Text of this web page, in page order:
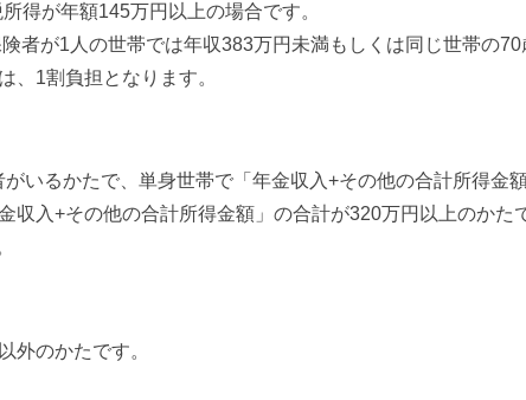
得が年額145万円以上の場合です。
者が1人の世帯では年収383万円未満もしくは同じ世帯の
、1割負担となります。
いるかたで、単身世帯で「年金収入+その他の合計所得金
入+その他の合計所得金額」の合計が320万円以上のかた
外のかたです。